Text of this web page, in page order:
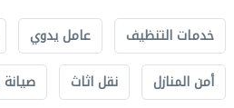
خدمات التنظيف عامل يدوي
أمن المنازل
نقل اثاث صيانة